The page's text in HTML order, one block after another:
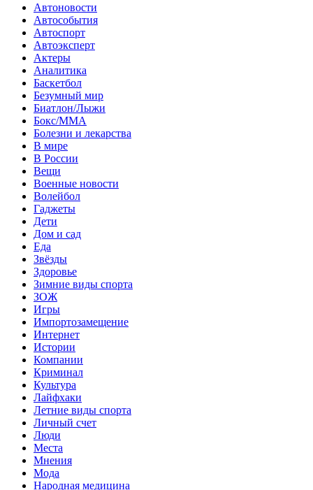
Автоновости
Автособытия
Автоспорт
Автоэксперт
Актеры
Аналитика
Баскетбол
Безумный мир
Биатлон/Лыжи
Бокс/MMA
Болезни и лекарства
В мире
В России
Вещи
Военные новости
Волейбол
Гаджеты
Дети
Дом и сад
Еда
Звёзды
Здоровье
Зимние виды спорта
ЗОЖ
Игры
Импортозамещение
Интернет
Истории
Компании
Криминал
Культура
Лайфхаки
Летние виды спорта
Личный счет
Люди
Места
Мнения
Мода
Народная медицина